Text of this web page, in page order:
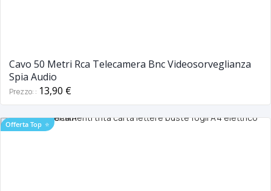
Cavo 50 Metri Rca Telecamera Bnc Videosorveglianza
Spia Audio
Prezzo: 13,90 €
Offerta Top ⭐